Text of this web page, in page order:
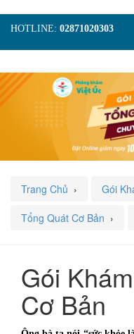
HOTLINE: 02871020303
TRANG CHỦ
TIN TỨC
HÌNH
ĐẶT
Trang Chủ › Gói
Tổng Quát Cơ Bản ›
Gói
Cơ Bản